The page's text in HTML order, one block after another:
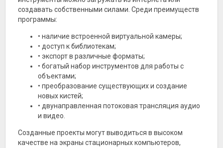
создавать собственными силами. Среди преимуществ
программы:
• наличие встроенной виртуальной камеры;
• доступ к библиотекам;
• экспорт в различные форматы;
• богатый набор инструментов для работы с
объектами;
• преобразование существующих и создание
новых кистей;
• двунаправленная потоковая трансляция аудио
и видео.
Созданные проекты могут выводиться в высоком
качестве на экраны стационарных компьютеров,